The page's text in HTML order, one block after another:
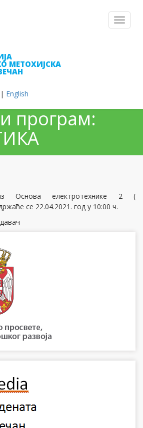
Toggle
МЕТОХИЈСКА
| English
програм:
Основа електротехнике 2 (
се 22.04.2021. год у 10:00 ч.